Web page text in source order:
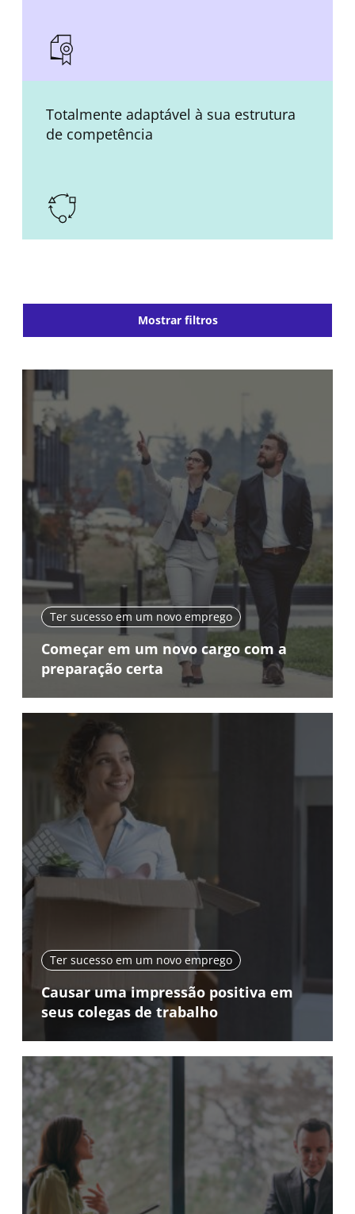
Totalmente adaptável à sua estrutura
de competência
Mostrar filtros
Ter sucesso em um novo emprego
Começar em um novo cargo com a
preparação certa
Ter sucesso em um novo emprego
Causar uma impressão positiva em
seus colegas de trabalho